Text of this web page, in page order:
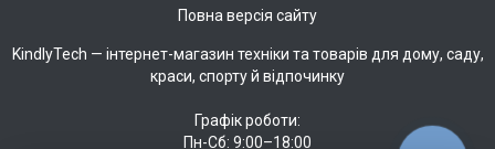
Повна версія сайту
KindlyTech — інтернет-магазин техніки та товарів для дому, саду,
краси, спорту й відпочинку
Графік роботи:
Пн-Сб: 9:00–18:00